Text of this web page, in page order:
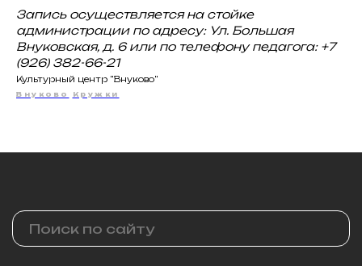
Запись осуществляется на стойке
администрации по адресу: Ул. Большая
Внуковская, д. 6 или по телефону педагога: +7
(926) 382-66-21
Культурный центр "Внуково"
Внуково Кружки
8 (495) 161-00-08
ccvnukovo@pzao.mos.ru
© 2026 Культурный центр "Внуково"